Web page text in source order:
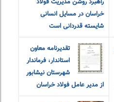
راهبرد روشن مدیریت فولاد
خراسان در مسایل انسانی
شایسته قدردانی است
تقدیرنامه معاون
استاندار، فرماندار
شهرستان نیشابور
از مدیر عامل فولاد خراسان